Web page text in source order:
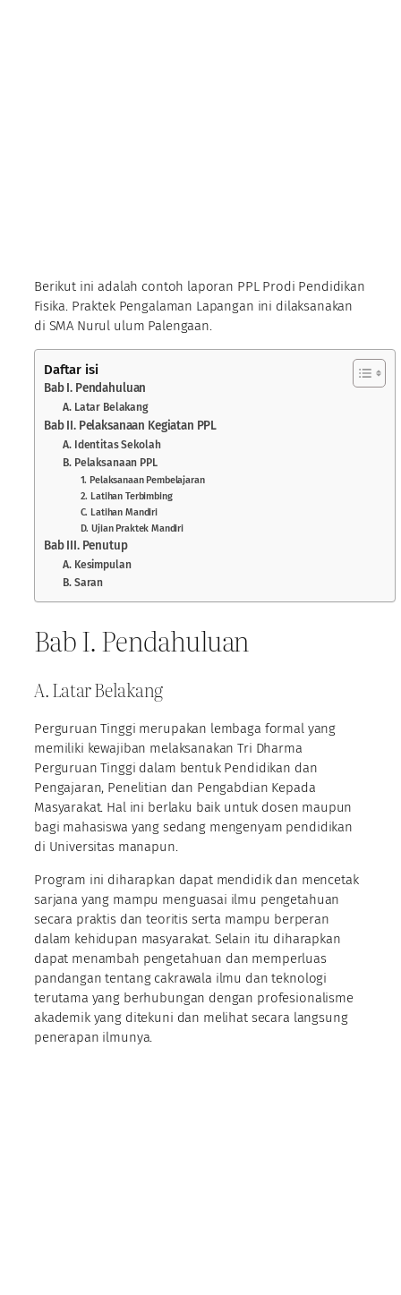
Berikut ini adalah contoh laporan PPL Prodi Pendidikan
Fisika. Praktek Pengalaman Lapangan ini dilaksanakan
di SMA Nurul ulum Palengaan.
Daftar isi
Bab I. Pendahuluan
A. Latar Belakang
Bab II. Pelaksanaan Kegiatan PPL
A. Identitas Sekolah
B. Pelaksanaan PPL
1. Pelaksanaan Pembelajaran
2. Latihan Terbimbing
C. Latihan Mandiri
D. Ujian Praktek Mandiri
Bab III. Penutup
A. Kesimpulan
B. Saran
Bab I. Pendahuluan
A. Latar Belakang
Perguruan Tinggi merupakan lembaga formal yang
memiliki kewajiban melaksanakan Tri Dharma
Perguruan Tinggi dalam bentuk Pendidikan dan
Pengajaran, Penelitian dan Pengabdian Kepada
Masyarakat. Hal ini berlaku baik untuk dosen maupun
bagi mahasiswa yang sedang mengenyam pendidikan
di Universitas manapun.
Program ini diharapkan dapat mendidik dan mencetak
sarjana yang mampu menguasai ilmu pengetahuan
secara praktis dan teoritis serta mampu berperan
dalam kehidupan masyarakat. Selain itu diharapkan
dapat menambah pengetahuan dan memperluas
pandangan tentang cakrawala ilmu dan teknologi
terutama yang berhubungan dengan profesionalisme
akademik yang ditekuni dan melihat secara langsung
penerapan ilmunya.